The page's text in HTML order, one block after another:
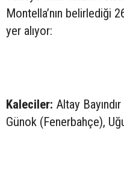
Montella’nın belirlediği
yer alıyor:
Kaleciler: Altay
Günok (Fenerbahçe),